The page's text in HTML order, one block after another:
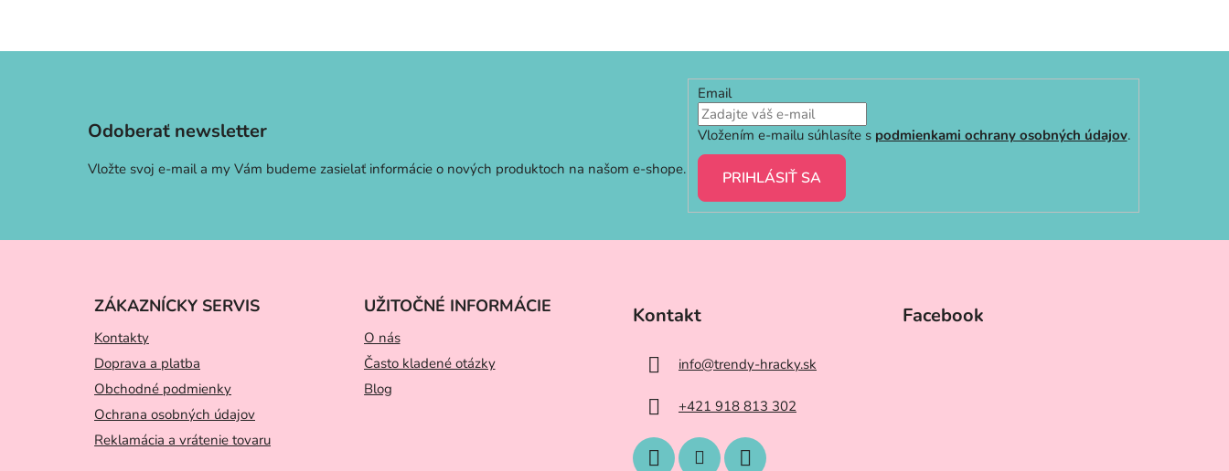
5
Odoberať newsletter
Vložte svoj e-mail a my Vám budeme zasielať informácie o nových produktoch na našom e-shope.
Email
Vložením e-mailu súhlasíte s podmienkami ochrany osobných údajov.
PRIHLÁSIŤ SA
ZÁKAZNÍCKY SERVIS
Kontakty
Doprava a platba
Obchodné podmienky
Ochrana osobných údajov
Reklamácia a vrátenie tovaru
UŽITOČNÉ INFORMÁCIE
O nás
Často kladené otázky
Blog
Kontakt
info@trendy-hracky.sk
+421 918 813 302
Facebook